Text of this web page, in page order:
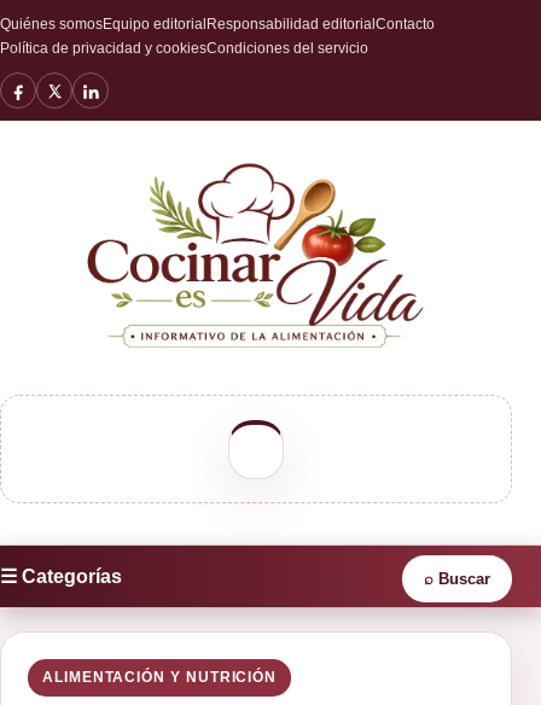
Quiénes somosEquipo editorial Responsabilidad editorial Contacto
Política de privacidad y cookiesCondiciones del servicio
☰ Categorías ⌕ Buscar
ALIMENTACIÓN Y NUTRICIÓN